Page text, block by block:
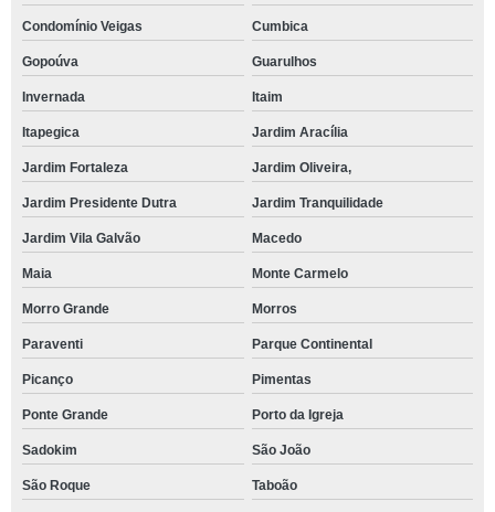
Condomínio Veigas Cumbica
Gopoúva Guarulhos
Invernada Itaim
Itapegica Jardim Aracília
Jardim Fortaleza Jardim Oliveira,
Jardim Presidente Dutra Jardim Tranquilidade
Jardim Vila Galvão Macedo
Maia Monte Carmelo
Morro Grande Morros
Paraventi Parque Continental
Picanço Pimentas
Ponte Grande Porto da Igreja
Sadokim São João
São Roque Taboão